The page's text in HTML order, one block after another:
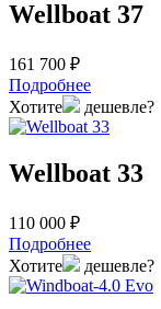
Wellboat 37
161 700 ₽
Подробнее
Хотите
дешевле?
Wellboat 33
110 000 ₽
Подробнее
Хотите
дешевле?